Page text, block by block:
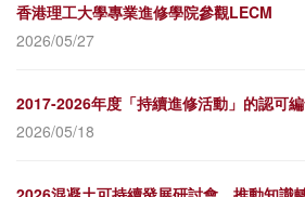
香港理工大學專業進修學院參觀LECM
2026/05/27
2017-2026年度「持續進修活動」的認可
2026/05/18